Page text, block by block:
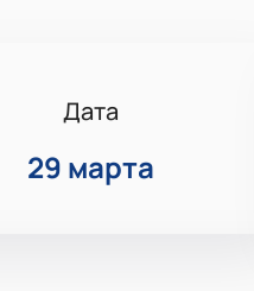
Дата
29 марта